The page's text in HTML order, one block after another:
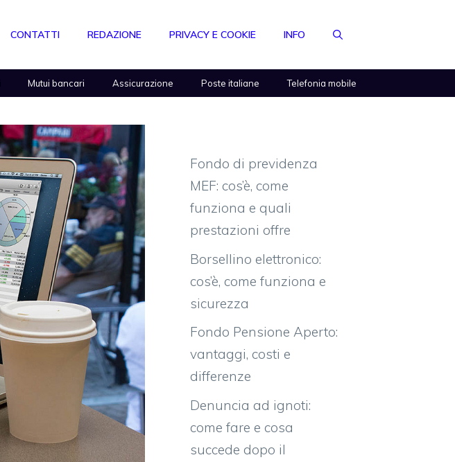
CONTATTI REDAZIONE PRIVACY E COOKIE INFO
Mutui bancari Assicurazione Poste italiane Telefonia mobile
Fondo di previdenza
MEF: cos’è, come
funziona e quali
prestazioni offre
Borsellino elettronico:
cos’è, come funziona e
sicurezza
Fondo Pensione Aperto:
vantaggi, costi e
differenze
Denuncia ad ignoti:
come fare e cosa
succede dopo il